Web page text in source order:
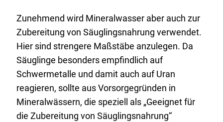
Zunehmend wird Mineralwasser aber auch zur
Zubereitung von Säuglingsnahrung verwendet.
Hier sind strengere Maßstäbe anzulegen. Da
Säuglinge besonders empfindlich auf
Schwermetalle und damit auch auf Uran
reagieren, sollte aus Vorsorgegründen in
Mineralwässern, die speziell als „Geeignet für
die Zubereitung von Säuglingsnahrung“